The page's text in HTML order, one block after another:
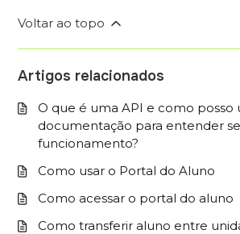
Voltar ao topo
Artigos relacionados
O que é uma API e como posso
documentação para entender
funcionamento?
Como usar o Portal do Aluno
Como acessar o portal do aluno
Como transferir aluno entre